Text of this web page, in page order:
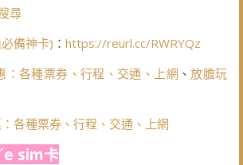
尋
備神卡) ： https://reurl.cc/RWRYQz
：各種票券、行程、交通、上網 、放膽玩
各種票券、行程、交通、上網
e sim卡